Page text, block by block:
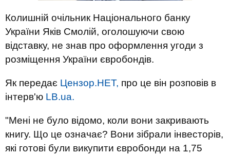
Колишній очільник Національного банку
України Яків Смолій, оголошуючи свою
відставку, не знав про оформлення угоди з
розміщення України євробондів.
Як передає Цензор.НЕТ, про це він розповів в
інтерв'ю LB.ua.
"Мені не було відомо, коли вони закривають
книгу. Що це означає? Вони зібрали інвесторів,
які готові були викупити євробонди на 1,75